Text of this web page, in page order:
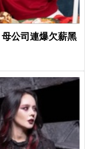
公司連爆欠薪黑